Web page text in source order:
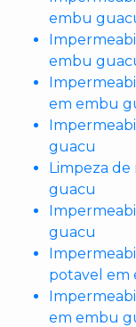
embu
embu
em embu
guacu
Limpeza
guacu
guacu
potavel em
em embu